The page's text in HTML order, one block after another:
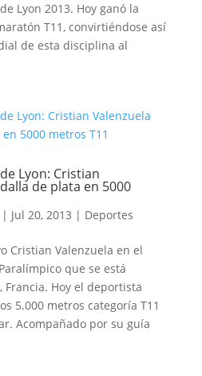
Lyon 2013. Hoy ganó la
T11, convirtiéndose así
de esta disciplina al
Lyon: Cristian
de plata en 5000
| Jul 20, 2013 | Deportes
Cristian Valenzuela en el
que se está
Hoy el deportista
5.000 metros categoría T11
Acompañado por su guía